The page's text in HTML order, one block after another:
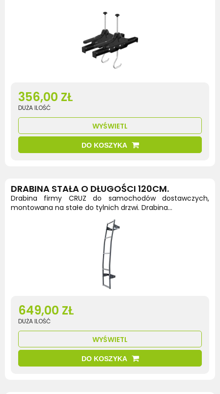
356,00 ZŁ
DUŻA ILOŚĆ
WYŚWIETL
DO KOSZYKA
DRABINA STAŁA O DŁUGOŚCI 120CM.
Drabina firmy CRUZ do samochodów dostawczych,
montowana na stałe do tylnich drzwi. Drabina...
649,00 ZŁ
DUŻA ILOŚĆ
WYŚWIETL
DO KOSZYKA